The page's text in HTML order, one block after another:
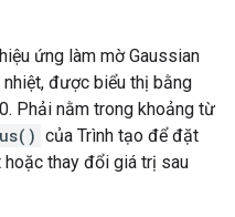
ứng làm mờ Gaussian
được biểu thị bằng
Phải nằm trong khoảng từ
của Trình tạo để đặt
thay đổi giá trị sau